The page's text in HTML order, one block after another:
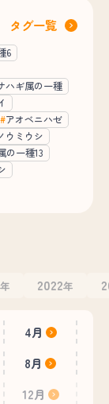
タグ一覧
6
ハギ属の一種
アオベニハゼ
ウミウシ
の一種13
年 2022年
4月
8月
12月